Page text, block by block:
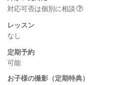
対応可否は個別に相談
レッスン
なし
定期予約
可能
お子様の撮影（定期特典）